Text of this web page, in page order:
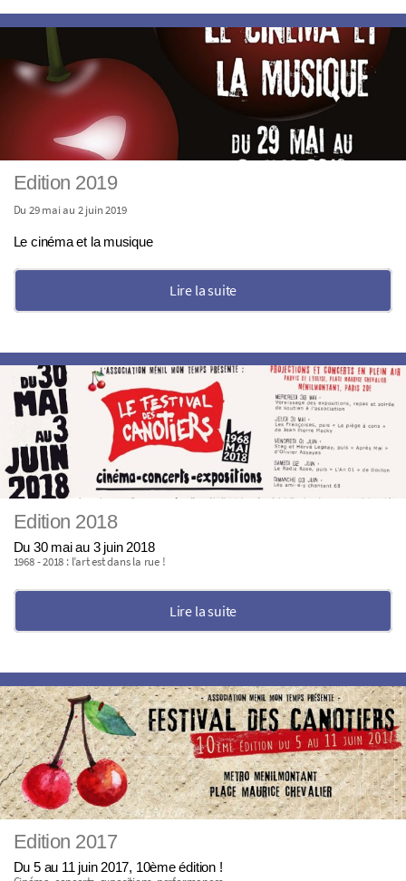
Edition 2019
Du 29 mai au 2 juin 2019
Le cinéma et la musique
Lire la suite
Edition 2018
Du 30 mai au 3 juin 2018
1968 - 2018 : l’art est dans la rue !
Lire la suite
Edition 2017
Du 5 au 11 juin 2017, 10ème édition !